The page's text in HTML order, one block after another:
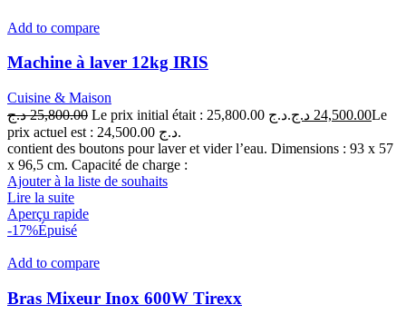
Add to compare
Machine à laver 12kg IRIS
Cuisine & Maison
25,800.00 د.ج Le prix initial était : 25,800.00 د.ج. 24,500.00 د.ج
Le
prix actuel est : 24,500.00 د.ج.
contient des boutons pour laver et vider l’eau. Dimensions : 93 x 57
x 96,5 cm. Capacité de charge :
Ajouter à la liste de souhaits
Lire la suite
Aperçu rapide
-17%Épuisé
Add to compare
Bras Mixeur Inox 600W Tirexx